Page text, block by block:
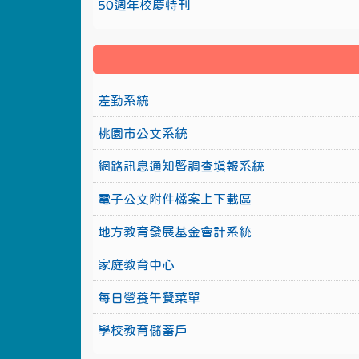
50週年校慶特刊
差勤系統
桃園市公文系統
網路訊息通知暨調查填報系統
電子公文附件檔案上下載區
地方教育發展基金會計系統
家庭教育中心
每日營養午餐菜單
學校教育儲蓄戶